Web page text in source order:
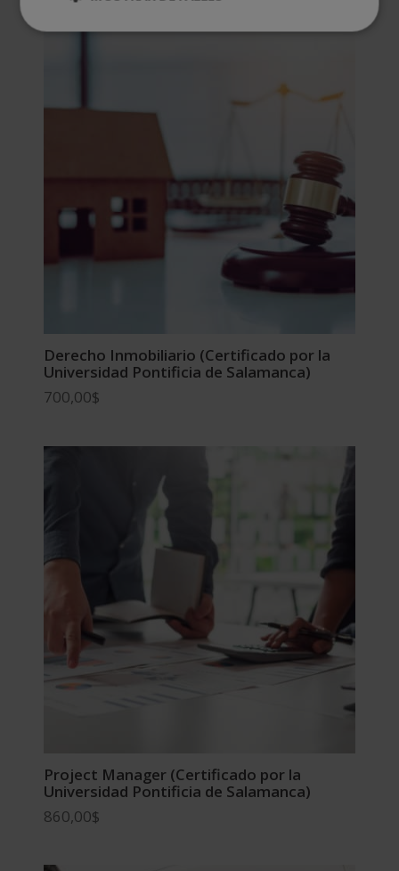
Derecho Inmobiliario (Certificado por la
Universidad Pontificia de Salamanca)
700,00$
Project Manager (Certificado por la
Universidad Pontificia de Salamanca)
860,00$